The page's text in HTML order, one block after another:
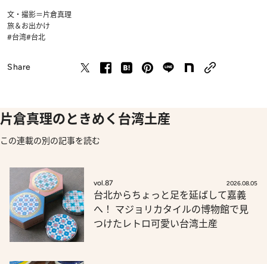
文・撮影＝片倉真理
旅＆お出かけ
#台湾#台北
Share
片倉真理のときめく台湾土産
この連載の別の記事を読む
vol.87 2026.08.05
台北からちょっと足を延ばして嘉義
へ！ マジョリカタイルの博物館で見
つけたレトロ可愛い台湾土産